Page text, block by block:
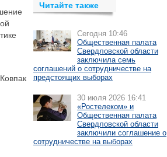
Читайте также
Сегодня 10:46
Общественная палата
Свердловской области
заключила семь
соглашений о сотрудничестве на
предстоящих выборах
30 июля 2026 16:41
«Ростелеком» и
Общественная палата
Свердловской области
заключили соглашение о
сотрудничестве на выборах